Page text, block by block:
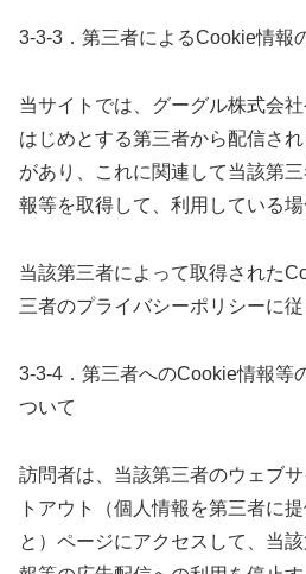
3-3-3．第三者によるCookie情報
当サイトでは、グーグル株式会
はじめとする第三者から配信さ
があり、これに関連して当該第
報等を取得して、利用している場
当該第三者によって取得された
三者のプライバシーポリシーに従
3-3-4．第三者へのCookie情報等
ついて
訪問者は、当該第三者のウェブ
トアウト（個人情報を第三者に
と）ページにアクセスして、当